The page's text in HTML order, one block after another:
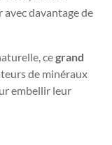
avec davantage de
cegrand
de minéraux
embellir leur